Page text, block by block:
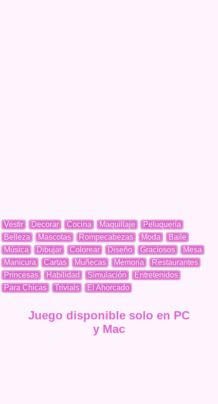
Vestir Decorar Cocina Maquillaje
Peluquería
Belleza
Mascotas Rompecabezas Moda
Baile
Música
Dibujar Colorear Diseño Graciosos
Mesa
Manicura
Cartas Muñecas Memoria
Restaurantes
Princesas
Habilidad Simulación
Entretenidos
Para Chicas
Trivials El Ahorcado
Juego disponible solo en PC
y Mac